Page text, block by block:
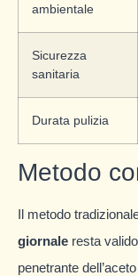
ambientale
Sicurezza
sanitaria
Durata pulizia
Metodo
Il metodo
giornale resta
penetrante